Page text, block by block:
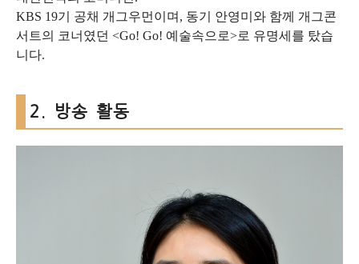
KBS 19기 공채 개그우먼이며, 동기 안영미와 함께 개그콘
서트의 코너였던 <Go! Go! 예술속으로>로 유명세를 탔습
니다.
2. 방송 활동